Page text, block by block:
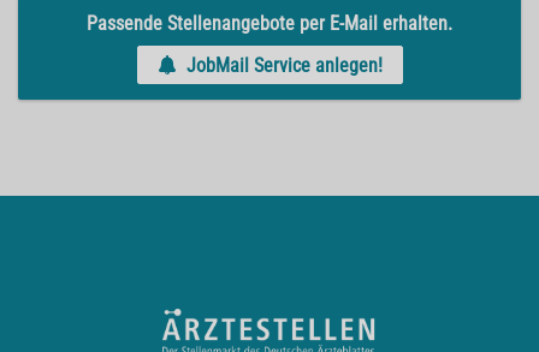
Passende Stellenangebote per E-Mail erhalten.
JobMail Service anlegen!